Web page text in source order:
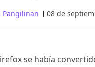
Pangilinan 08 de
se había